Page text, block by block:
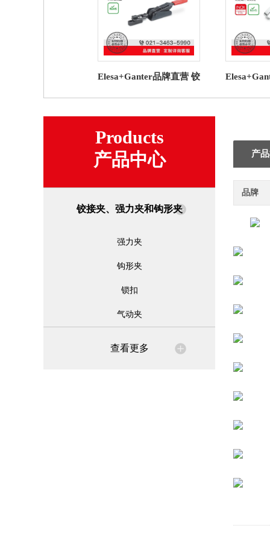
Elesa+Ganter品牌直营 铰
GN 858 锁扣夹具
TLI.
Products
产品中心
铰接夹、强力夹和钩形夹
强力夹
钩形夹
锁扣
气动夹
查看更多
产
品牌